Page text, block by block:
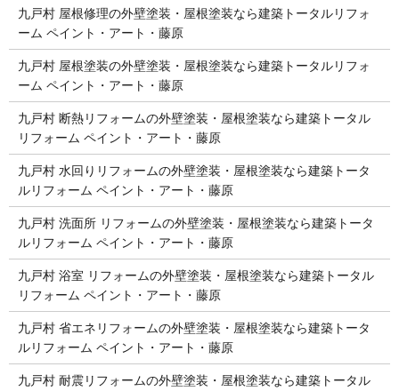
九戸村 屋根修理の外壁塗装・屋根塗装なら建築トータルリフォ
ーム ペイント・アート・藤原
九戸村 屋根塗装の外壁塗装・屋根塗装なら建築トータルリフォ
ーム ペイント・アート・藤原
九戸村 断熱リフォームの外壁塗装・屋根塗装なら建築トータル
リフォーム ペイント・アート・藤原
九戸村 水回りリフォームの外壁塗装・屋根塗装なら建築トータ
ルリフォーム ペイント・アート・藤原
九戸村 洗面所 リフォームの外壁塗装・屋根塗装なら建築トータ
ルリフォーム ペイント・アート・藤原
九戸村 浴室 リフォームの外壁塗装・屋根塗装なら建築トータル
リフォーム ペイント・アート・藤原
九戸村 省エネリフォームの外壁塗装・屋根塗装なら建築トータ
ルリフォーム ペイント・アート・藤原
九戸村 耐震リフォームの外壁塗装・屋根塗装なら建築トータル